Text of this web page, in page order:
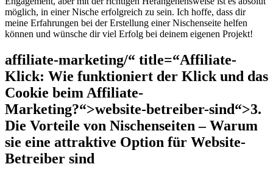
möglich,‌ in einer Nische erfolgreich zu ⁢sein. Ich hoffe, dass dir
meine Erfahrungen bei ‍der Erstellung einer Nischenseite helfen⁢
können und wünsche⁤ dir viel Erfolg​ bei deinem eigenen Projekt!
affiliate-marketing/“ title=“Affiliate-
Klick: Wie funktioniert der Klick und das
Cookie beim Affiliate-
Marketing?“>website-betreiber-sind“>3.
Die⁣ Vorteile ⁤von Nischenseiten – Warum
sie eine attraktive Option ⁢für ⁣Website-
Betreiber sind